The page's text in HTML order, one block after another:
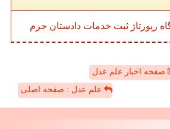
رپورتاژ ثبت خدمات دادستان جرم
صفحه اخبار علم عدل
علم عدل : صفحه اصلی